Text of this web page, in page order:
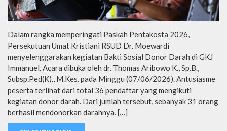
Dalam rangka memperingati Paskah Pentakosta 2026,
Persekutuan Umat Kristiani RSUD Dr. Moewardi
menyelenggarakan kegiatan Bakti Sosial Donor Darah di GKJ
Immanuel. Acara dibuka oleh dr. Thomas Aribowo K., Sp.B.,
Subsp.Ped(K)., M.Kes. pada Minggu (07/06/2026). Antusiasme
peserta terlihat dari total 36 pendaftar yang mengikuti
kegiatan donor darah. Dari jumlah tersebut, sebanyak 31 orang
berhasil mendonorkan darahnya. […]